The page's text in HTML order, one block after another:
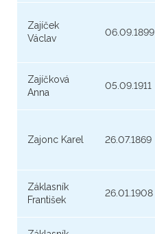
Zajíček
Václav
06.09.1899
Zajíčková
Anna
05.09.1911
Zajonc Karel 26.07.1869
Záklasník
František
26.01.1908